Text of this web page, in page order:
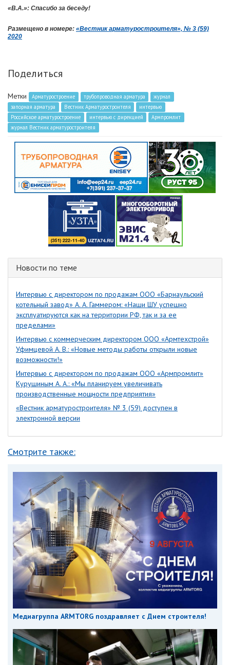
«В.А.»: Спасибо за беседу!
Размещено в номере: «Вестник арматуростроителя», № 3 (59)
2020
Поделиться
Метки Арматуростроение трубопроводная арматура
журнал
запорная арматура
Вестник Арматуростроителя
интервью
Российское арматуростроение
интервью с дирекцией
Армпромлит
журнал Вестник арматуростроителя
Новости по теме
Интервью с директором по продажам ООО «Барнаульский
котельный завод» А. А. Гаммером: «Наши ШУ успешно
эксплуатируются как на территории РФ, так и за ее
пределами»
Интервью с коммерческим директором ООО «Армтехстрой»
Уфимцевой А. В.: «Новые методы работы открыли новые
возможности!»
Интервью с директором по продажам ООО «Армпромлит»
Курушиным А. А.: «Мы планируем увеличивать
производственные мощности предприятия»
«Вестник арматуростроителя» № 3 (59) доступен в
электронной версии
Смотрите также:
Медиагруппа ARMTORG поздравляет с Днем строителя!